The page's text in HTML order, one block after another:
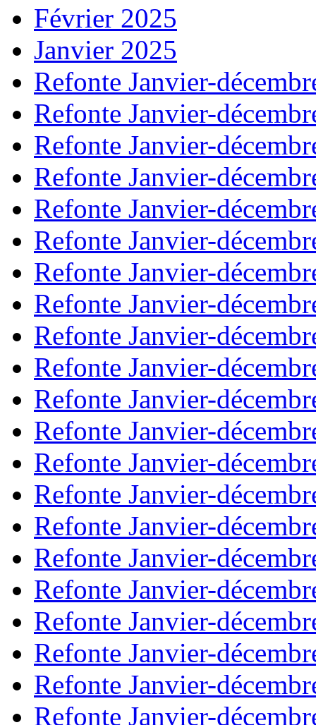
Février 2025
Janvier 2025
Refonte Janvier-
Refonte Janvier-
Refonte Janvier-
Refonte Janvier-
Refonte Janvier-
Refonte Janvier-
Refonte Janvier-
Refonte Janvier-
Refonte Janvier-
Refonte Janvier-
Refonte Janvier-
Refonte Janvier-
Refonte Janvier-
Refonte Janvier-
Refonte Janvier-
Refonte Janvier-
Refonte Janvier-
Refonte Janvier-
Refonte Janvier-
Refonte Janvier-
Refonte Janvier-